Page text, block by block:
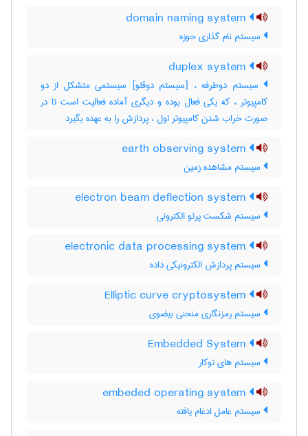
سیستم نام گذاری حوزه
سیستم دوطرفه ، [سیستم دوقلو] سیستمی متشکل از دو
کامپیوتر ، که یکی فعال بوده و دیگری آماده فعالیت است تا در
صورت خراب شدن کامپیوتر اول ، پردازش را به عهده بگیرد
سیستم مشاهده زمین
سیستم شکست پرتو الکترونی
سیستم پردازش الکترونیکی داده
سیستم رمزنگاری منحنی بیضوی
سیستم های توکار
سیستم عامل ادغام یافته